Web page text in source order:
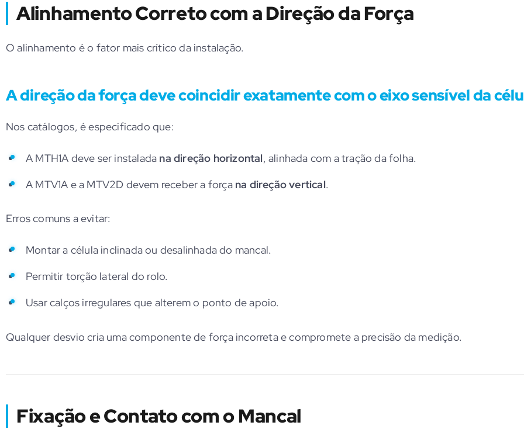
Alinhamento Correto com a Direção da Força
O alinhamento é o fator mais crítico da instalação.
A direção da força deve coincidir exatamente com o eixo sensível da
Nos catálogos, é especificado que:
A MTH1A deve ser instalada na direção horizontal, alinhada com a tração da folha.
A MTV1A e a MTV2D devem receber a força na direção vertical.
Erros comuns a evitar:
Montar a célula inclinada ou desalinhada do mancal.
Permitir torção lateral do rolo.
Usar calços irregulares que alterem o ponto de apoio.
Qualquer desvio cria uma componente de força incorreta e compromete a precisão da medição.
Fixação e Contato com o Mancal